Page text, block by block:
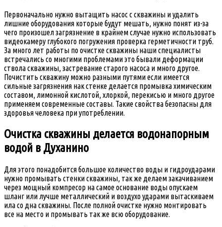
Первоначально нужно вытащить насос с скважины и удалить
лишние оборудования которые будут мешать, нужно понят из-за
чего произошел загрязнение в крайнем случае нужно использовать
видеокамеру глубокого погружения проверка герметичности труб.
За много лет работы по очистке скважины наши специалисты
встречались со многими проблемами это бывали деформации
ствола скважины, застревание старого насоса и много другое.
Почистить скважину можно разными путями если имеется
сильные загрязнения нак стенке делается промывка химическим
составом, лимонной кислотой, хлоркой, перекисью и много другое
применяем современные составы. Такие свойства безопасны для
здоровья человека при употреблении.
Очистка скважины делается водонапорным
водой в Духанино
Для этого понадобится большое количество воды и гидроударами
нужно промывать стенки скважины, так же делаем закачиванием
через мощный компресор на самое основание воды опускаем
шланг или лучше металлический и воздухо ударами вытаскиваем
ила со дна скважины. После полной очистке нужно монтировать
все на место и промывать так же всю оборудование.